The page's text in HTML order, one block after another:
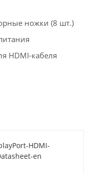
ножки (8 шт.)
HDMI-кабеля
HDMI-
en